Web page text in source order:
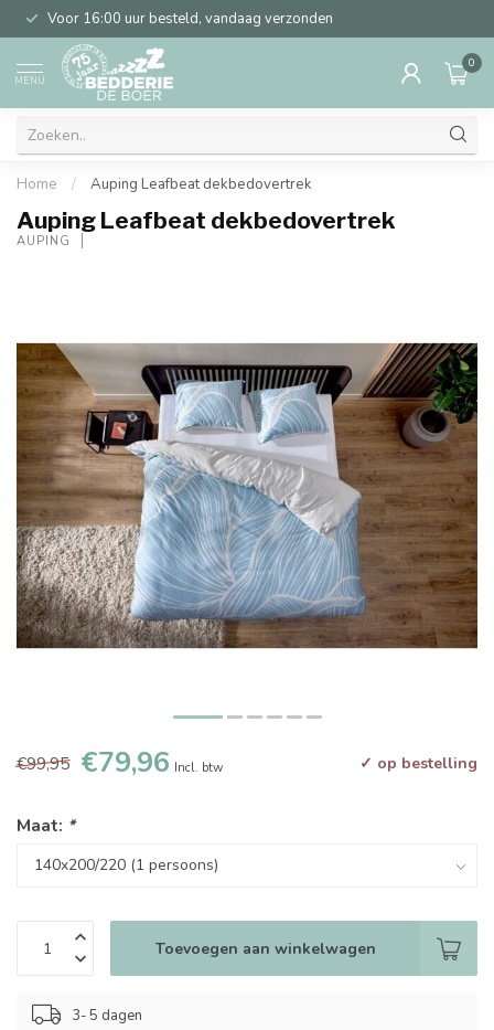
Voor 16:00 uur besteld, vandaag verzonden
MENU
0
Home / Auping Leafbeat dekbedovertrek
Auping Leafbeat dekbedovertrek
AUPING
€99,95 €79,96 Incl. btw ✓ op bestelling
Maat: *
Toevoegen aan winkelwagen
3- 5 dagen